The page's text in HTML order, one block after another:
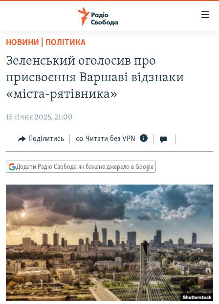
Перейти
основного
матеріалу
Перейти
до
основної
Перейти
до
пошуку
СТАТТІ
ЕКОНОМІКА
СУСПІЛЬСТВО
УКРАЇНА
СВІТ
РОСІЙСЬКА «ФІЛЬТРАЦІЯ»
ДОНБАС.РЕАЛІЇ
ТИ ЯК?
СХЕМИ
КИТАЙ.ВИКЛИКИ
МУЛЬТИМЕДІА
ФОТО
СПЕЦПРОЄКТИ
ПОДКАСТИ
НОВИНИ | ПОЛІТИКА
Зеленський оголосив про
присвоєння Варшаві відзнаки
«міста-рятівника»
15 січня 2025, 21:00
Поділитись Читати без VPN
Додати Радіо Свобода як бажане джерело в Google